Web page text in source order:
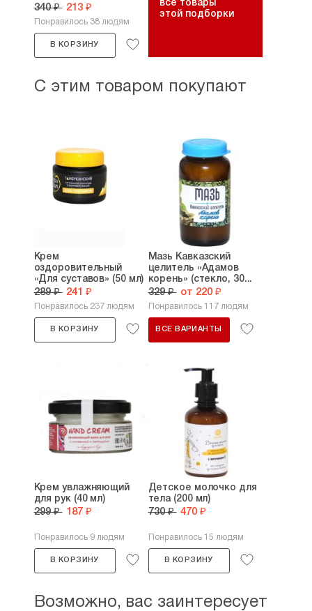
340 ₽ 213 ₽
Понравилось 38 людям
В КОРЗИНУ
все товары
этой подборки
С этим товаром покупают
Крем
оздоровительный
«Для суставов» (50 мл)
289 ₽ 241 ₽
Понравилось 237 людям
В КОРЗИНУ
Мазь Кавказский
целитель «Адамов
корень» (стекло, 30...
329 ₽ от 220 ₽
Понравилось 117 людям
ВСЕ ВАРИАНТЫ
Крем увлажняющий
для рук (40 мл)
299 ₽ 187 ₽
Понравилось 9 людям
В КОРЗИНУ
Детское молочко для
тела (200 мл)
730 ₽ 470 ₽
Понравилось 15 людям
В КОРЗИНУ
Возможно, вас заинтересует